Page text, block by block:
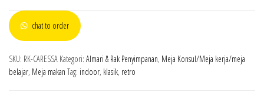
chat to order
SKU: RK-CARESSA Kategori: Almari & Rak Penyimpanan, Meja Konsul/Meja kerja/meja
belajar, Meja makan Tag: indoor, klasik, retro